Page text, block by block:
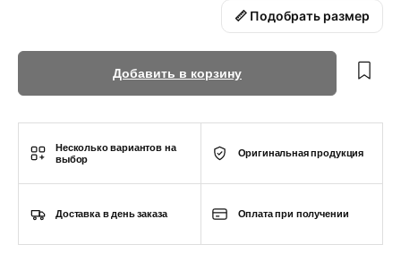
📏 Подобрать размер
Добавить в корзину
Несколько вариантов на
выбор
Оригинальная продукция
Доставка в день заказа Оплата при получении